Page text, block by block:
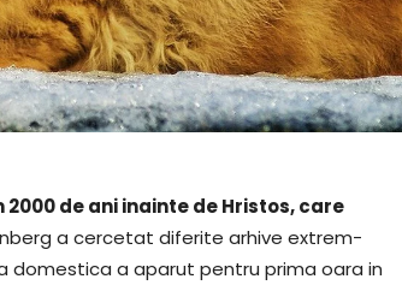
de ani inainte de Hristos, care
a cercetat diferite arhive extrem-
domestica a aparut pentru prima oara in